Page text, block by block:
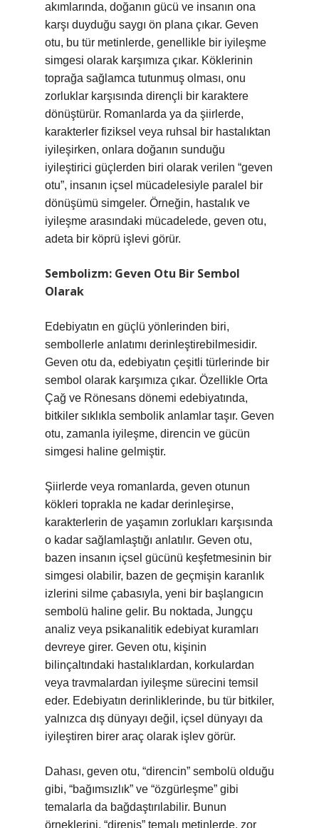
akımlarında, doğanın gücü ve insanın ona
karşı duyduğu saygı ön plana çıkar. Geven
otu, bu tür metinlerde, genellikle bir iyileşme
simgesi olarak karşımıza çıkar. Köklerinin
toprağa sağlamca tutunmuş olması, onu
zorluklar karşısında dirençli bir karaktere
dönüştürür. Romanlarda ya da şiirlerde,
karakterler fiziksel veya ruhsal bir hastalıktan
iyileşirken, onlara doğanın sunduğu
iyileştirici güçlerden biri olarak verilen “geven
otu”, insanın içsel mücadelesiyle paralel bir
dönüşümü simgeler. Örneğin, hastalık ve
iyileşme arasındaki mücadelede, geven otu,
adeta bir köprü işlevi görür.
Sembolizm: Geven Otu Bir Sembol
Olarak
Edebiyatın en güçlü yönlerinden biri,
sembollerle anlatımı derinleştirebilmesidir.
Geven otu da, edebiyatın çeşitli türlerinde bir
sembol olarak karşımıza çıkar. Özellikle Orta
Çağ ve Rönesans dönemi edebiyatında,
bitkiler sıklıkla sembolik anlamlar taşır. Geven
otu, zamanla iyileşme, direncin ve gücün
simgesi haline gelmiştir.
Şiirlerde veya romanlarda, geven otunun
kökleri toprakla ne kadar derinleşirse,
karakterlerin de yaşamın zorlukları karşısında
o kadar sağlamlaştığı anlatılır. Geven otu,
bazen insanın içsel gücünü keşfetmesinin bir
simgesi olabilir, bazen de geçmişin karanlık
izlerini silme çabasıyla, yeni bir başlangıcın
sembolü haline gelir. Bu noktada, Jungçu
analiz veya psikanalitik edebiyat kuramları
devreye girer. Geven otu, kişinin
bilinçaltındaki hastalıklardan, korkulardan
veya travmalardan iyileşme sürecini temsil
eder. Edebiyatın derinliklerinde, bu tür bitkiler,
yalnızca dış dünyayı değil, içsel dünyayı da
iyileştiren birer araç olarak işlev görür.
Dahası, geven otu, “direncin” sembolü olduğu
gibi, “bağımsızlık” ve “özgürleşme” gibi
temalarla da bağdaştırılabilir. Bunun
örneklerini, “direniş” temalı metinlerde, zor